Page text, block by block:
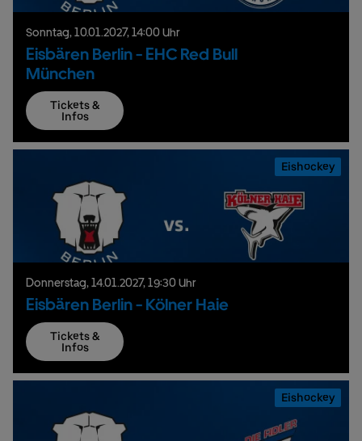
Sonntag, 10.01.2027, 14:00 Uhr
Eisbären Berlin - EHC Red Bull
München
Tickets &
Infos
Eishockey
Donnerstag, 14.01.2027, 19:30 Uhr
Eisbären Berlin - Kölner Haie
Tickets &
Infos
Eishockey